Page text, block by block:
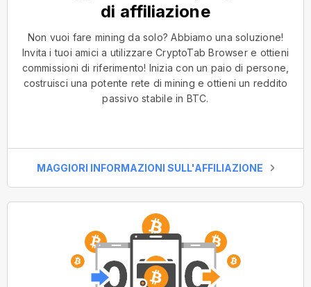
di affiliazione
Non vuoi fare mining da solo? Abbiamo una soluzione!
Invita i tuoi amici a utilizzare CryptoTab Browser e ottieni
commissioni di riferimento! Inizia con un paio di persone,
costruisci una potente rete di mining e ottieni un reddito
passivo stabile in BTC.
MAGGIORI INFORMAZIONI SULL'AFFILIAZIONE